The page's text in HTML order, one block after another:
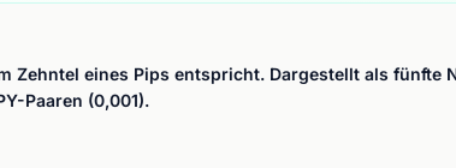
Zehntel eines Pips entspricht. Dargestellt als fünfte
Paaren (0,001).